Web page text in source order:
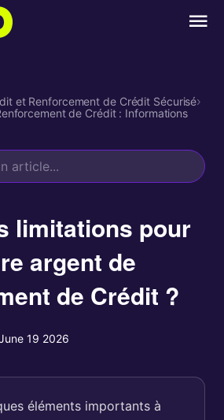
et Renforcement de Crédit Sécurisé›
de Crédit : Informations
limitations pour
argent de
de Crédit ?
19 2026
éléments importants à